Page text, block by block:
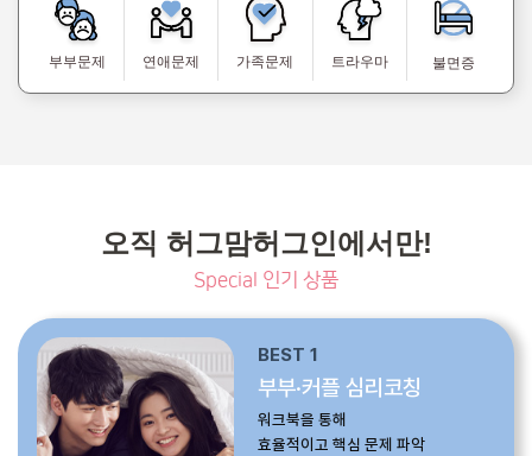
부부문제 연애문제 가족문제 트라우마 불면증
오직 허그맘허그인에서만!
Special 인기 상품
BEST 1
부부·커플 심리코칭
워크북을 통해
효율적이고 핵심 문제 파악